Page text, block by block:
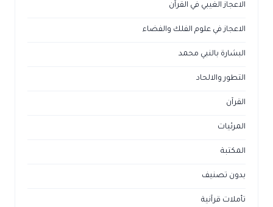
الاعجاز الغيبي في القرآن
الاعجاز في علوم الفلك والفضاء
البشارة بالنبي محمد
التطور والالحاد
القرآن
المرئيات
المكتبة
بدون تصنيف
تأملات قرآنية